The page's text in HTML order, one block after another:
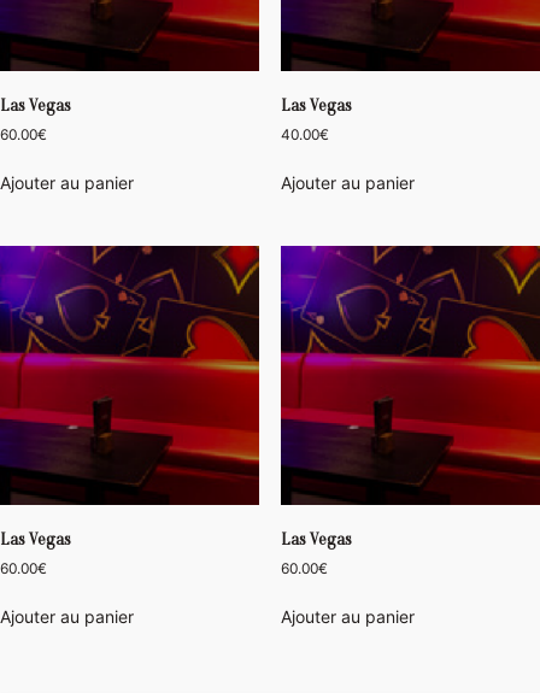
Las Vegas
60.00€
Ajouter au panier
Las Vegas
40.00€
Ajouter au panier
Las Vegas
60.00€
Ajouter au panier
Las Vegas
60.00€
Ajouter au panier